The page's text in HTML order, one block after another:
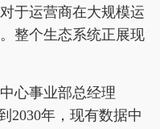
于运营商在大规模运
整个生态系统正展现
心事业部总经理
2030年，现有数据中